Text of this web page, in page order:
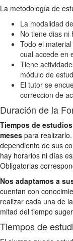
La metodología de
La modalidad
No tiene dias ni
Todo el
cual accede en
Tiene
módulo de
El tutor se
correccion de
Duración de la
Tiempos de
meses para
dependiento de sus
hay horarios ni días
Obligatorias
Nos adaptamos a
cuentan con
realizar cada una de
mitad del tiempo
Tiempos de